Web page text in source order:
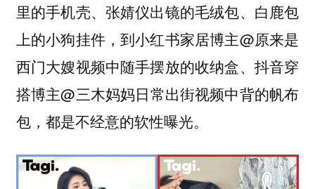
里的手机壳、张婧仪出镜的毛绒包、白鹿包
上的小狗挂件，到小红书家居博主@原来是
西门大嫂视频中随手摆放的收纳盒、抖音穿
搭博主@三木妈妈日常出街视频中背的帆布
包，都是不经意的软性曝光。